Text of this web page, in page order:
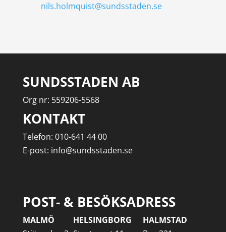
nils.holmquist@sundsstaden.se
SUNDSSTADEN AB
Org nr: 559206-5568
KONTAKT
Telefon: 010-641 44 00
E-post: info@sundsstaden.se
POST- & BESÖKSADRESS
MALMÖ
HELSINGBORG
HALMSTAD